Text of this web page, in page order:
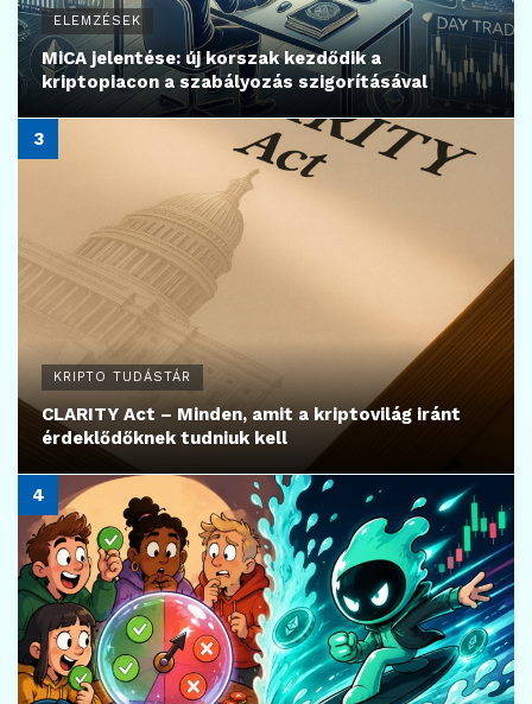
ELEMZÉSEK
MiCA jelentése: új korszak kezdődik a
kriptopiacon a szabályozás szigorításával
KRIPTO TUDÁSTÁR
CLARITY Act – Minden, amit a kriptovilág iránt
érdeklődőknek tudniuk kell